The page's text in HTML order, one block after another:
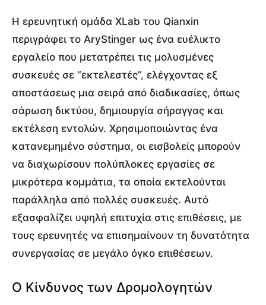
Η ερευνητική ομάδα XLab του Qianxin
περιγράφει το AryStinger ως ένα ευέλικτο
εργαλείο που μετατρέπει τις μολυσμένες
συσκευές σε “εκτελεστές”, ελέγχοντας εξ
αποστάσεως μια σειρά από διαδικασίες, όπως
σάρωση δικτύου, δημιουργία σήραγγας και
εκτέλεση εντολών. Χρησιμοποιώντας ένα
κατανεμημένο σύστημα, οι εισβολείς μπορούν
να διαχωρίσουν πολύπλοκες εργασίες σε
μικρότερα κομμάτια, τα οποία εκτελούνται
παράλληλα από πολλές συσκευές. Αυτό
εξασφαλίζει υψηλή επιτυχία στις επιθέσεις, με
τους ερευνητές να επισημαίνουν τη δυνατότητα
συνεργασίας σε μεγάλο όγκο επιθέσεων.
Ο Κίνδυνος των Δρομολογητών